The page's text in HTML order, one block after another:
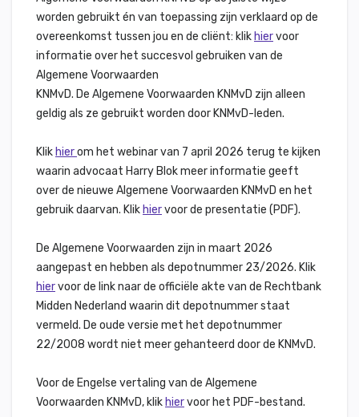
worden gebruikt én van toepassing zijn verklaard op de
overeenkomst tussen jou en de cliënt: klik hiervoor
informatie over het succesvol gebruiken van de
Algemene Voorwaarden
KNMvD. De Algemene Voorwaarden KNMvD zijn alleen
geldig als ze gebruikt worden door KNMvD-leden.
Klik hierom het webinar van 7 april 2026 terug te kijken
waarin advocaat Harry Blok meer informatie geeft
over de nieuwe Algemene Voorwaarden KNMvD en het
gebruik daarvan. Klik hiervoor de presentatie (PDF).
De Algemene Voorwaarden zijn in maart 2026
aangepast en hebben als depotnummer 23/2026. Klik
hiervoor de link naar de officiële akte van de Rechtbank
Midden Nederland waarin dit depotnummer staat
vermeld. De oude versie met het depotnummer
22/2008 wordt niet meer gehanteerd door de KNMvD.
Voor de Engelse vertaling van de Algemene
Voorwaarden KNMvD, klik hiervoor het PDF-bestand.